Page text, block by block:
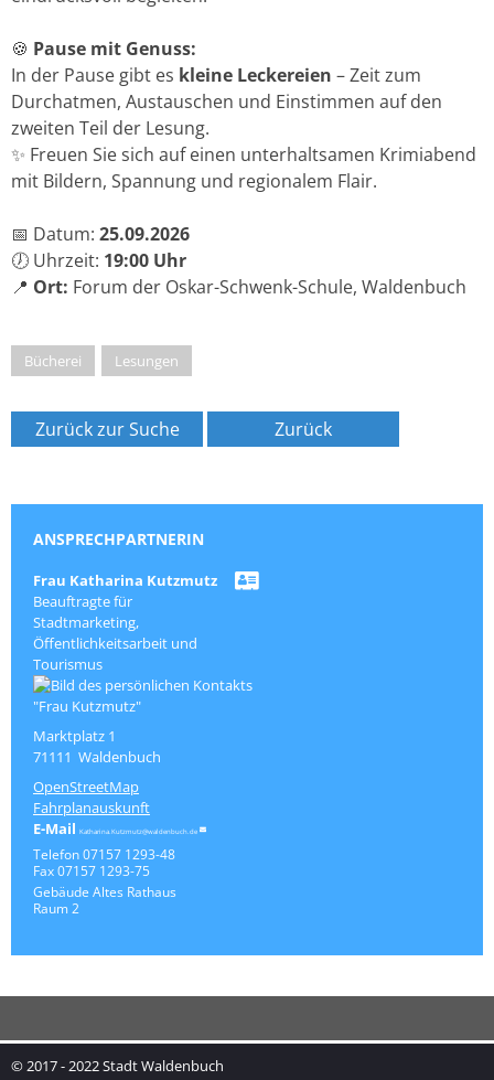
🍪 Pause mit Genuss:
In der Pause gibt es kleine Leckereien – Zeit zum
Durchatmen, Austauschen und Einstimmen auf den
zweiten Teil der Lesung.
✨ Freuen Sie sich auf einen unterhaltsamen Krimiabend
mit Bildern, Spannung und regionalem Flair.
📅 Datum: 25.09.2026
🕖 Uhrzeit: 19:00 Uhr
📍 Ort: Forum der Oskar-Schwenk-Schule, Waldenbuch
Bücherei Lesungen
Zurück zur Suche Zurück
ANSPRECHPARTNERIN
Frau Katharina Kutzmutz
Beauftragte für
Stadtmarketing,
Öffentlichkeitsarbeit und
Tourismus
Marktplatz 1
71111 Waldenbuch
OpenStreetMap
Fahrplanauskunft
Katharina.Kutzmutz@waldenbuch.de
Telefon 07157 1293-48
Fax 07157 1293-75
Gebäude Altes Rathaus
Raum2
© 2017 - 2022 Stadt Waldenbuch